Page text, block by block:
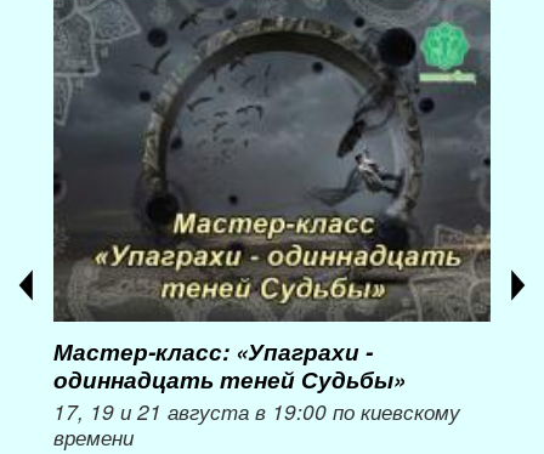
Мастер-класс: «Упаграхи -
одиннадцать теней Судьбы»
17, 19 и 21 августа в 19:00 по киевскому
времени